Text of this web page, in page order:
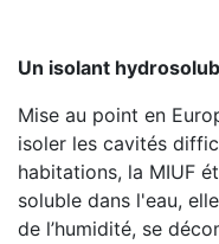
Un isolant
Mise au point en
isoler les cavités
habitations, la MIUF
soluble dans l'eau,
de l’humidité, se